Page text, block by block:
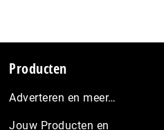
Producten
Adverteren en meer…
Jouw Producten en